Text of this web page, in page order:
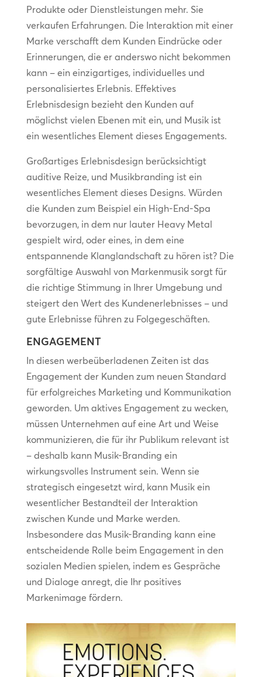
Produkte oder Dienstleistungen mehr. Sie
verkaufen Erfahrungen. Die Interaktion mit einer
Marke verschafft dem Kunden Eindrücke oder
Erinnerungen, die er anderswo nicht bekommen
kann – ein einzigartiges, individuelles und
personalisiertes Erlebnis. Effektives
Erlebnisdesign bezieht den Kunden auf
möglichst vielen Ebenen mit ein, und Musik ist
ein wesentliches Element dieses Engagements.
Großartiges Erlebnisdesign berücksichtigt
auditive Reize, und Musikbranding ist ein
wesentliches Element dieses Designs. Würden
die Kunden zum Beispiel ein High-End-Spa
bevorzugen, in dem nur lauter Heavy Metal
gespielt wird, oder eines, in dem eine
entspannende Klanglandschaft zu hören ist? Die
sorgfältige Auswahl von Markenmusik sorgt für
die richtige Stimmung in Ihrer Umgebung und
steigert den Wert des Kundenerlebnisses – und
gute Erlebnisse führen zu Folgegeschäften.
ENGAGEMENT
In diesen werbeüberladenen Zeiten ist das
Engagement der Kunden zum neuen Standard
für erfolgreiches Marketing und Kommunikation
geworden. Um aktives Engagement zu wecken,
müssen Unternehmen auf eine Art und Weise
kommunizieren, die für ihr Publikum relevant ist
– deshalb kann Musik-Branding ein
wirkungsvolles Instrument sein. Wenn sie
strategisch eingesetzt wird, kann Musik ein
wesentlicher Bestandteil der Interaktion
zwischen Kunde und Marke werden.
Insbesondere das Musik-Branding kann eine
entscheidende Rolle beim Engagement in den
sozialen Medien spielen, indem es Gespräche
und Dialoge anregt, die Ihr positives
Markenimage fördern.